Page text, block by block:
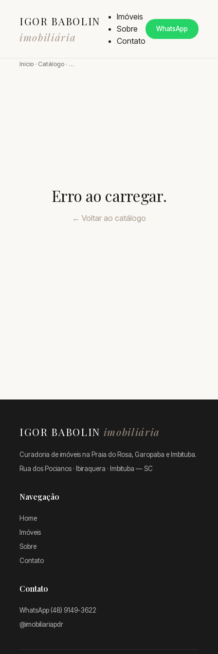
IGOR BABOLIN
imobiliária
Imóveis
Sobre
Contato
WhatsApp
Início · Catálogo · …
Erro ao carregar.
← Voltar ao catálogo
IGOR BABOLIN imobiliária
Curadoria de imóveis na Praia do Rosa, Garopaba e Imbituba.
Rua dos Pocianos · Ibiraquera · Imbituba — SC
Navegação
Home
Imóveis
Sobre
Contato
Contato
WhatsApp (48) 9149-3622
@imobiliariapdr